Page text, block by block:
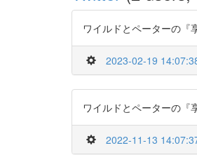
ワイルドとペーターの『
2023-02-19
ワイルドとペーターの『
2022-11-13